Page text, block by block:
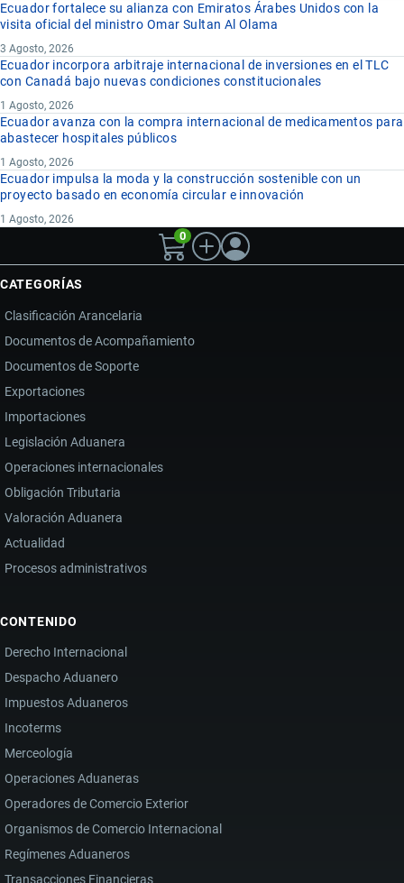
Ecuador fortalece su alianza con Emiratos Árabes Unidos con la
visita oficial del ministro Omar Sultan Al Olama
3 Agosto, 2026
Ecuador incorpora arbitraje internacional de inversiones en el TLC
con Canadá bajo nuevas condiciones constitucionales
1 Agosto, 2026
Ecuador avanza con la compra internacional de medicamentos para
abastecer hospitales públicos
1 Agosto, 2026
Ecuador impulsa la moda y la construcción sostenible con un
proyecto basado en economía circular e innovación
1 Agosto, 2026
0
CATEGORÍAS
Clasificación Arancelaria
Documentos de Acompañamiento
Documentos de Soporte
Exportaciones
Importaciones
Legislación Aduanera
Operaciones internacionales
Obligación Tributaria
Valoración Aduanera
Actualidad
Procesos administrativos
CONTENIDO
Derecho Internacional
Despacho Aduanero
Impuestos Aduaneros
Incoterms
Merceología
Operaciones Aduaneras
Operadores de Comercio Exterior
Organismos de Comercio Internacional
Regímenes Aduaneros
Transacciones Financieras